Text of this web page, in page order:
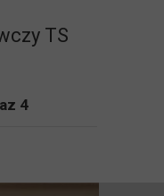
TS
4